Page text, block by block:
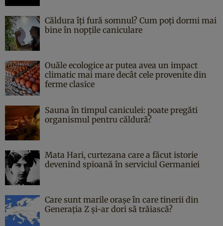
Căldura îți fură somnul? Cum poți dormi mai
bine în nopțile caniculare
Ouăle ecologice ar putea avea un impact
climatic mai mare decât cele provenite din
ferme clasice
Sauna în timpul caniculei: poate pregăti
organismul pentru căldură?
Mata Hari, curtezana care a făcut istorie
devenind spioană în serviciul Germaniei
Care sunt marile orașe în care tinerii din
Generația Z și-ar dori să trăiască?